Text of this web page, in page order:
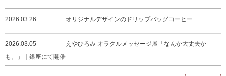
2026.03.26 オリジナルデザインのドリップバッグコーヒー
2026.03.05
えやひろみ オラクルメッセージ展「なんか大丈夫か
も。」｜銀座にて開催